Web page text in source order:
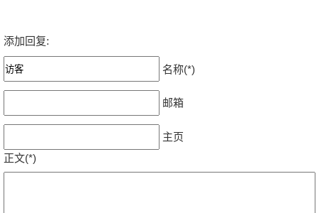
添加回复:
名称(*)
邮箱
主页
正文(*)